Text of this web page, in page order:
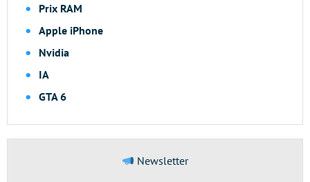
Prix RAM
Apple iPhone
Nvidia
IA
GTA 6
Newsletter